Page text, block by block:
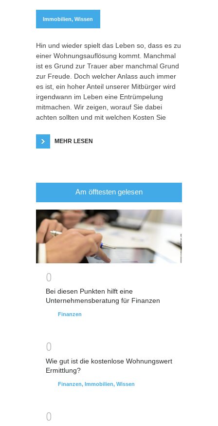
Immobilien, Wissen
Hin und wieder spielt das Leben so, dass es zu
einer Wohnungsauflösung kommt. Manchmal
ist es Grund zur Trauer aber manchmal Grund
zur Freude. Doch welcher Anlass auch immer
es ist, ein hoher Anteil unserer Mitbürger wird
irgendwann im Leben eine Entrümpelung
mitmachen. Wir zeigen, worauf Sie dabei
achten sollten und mit welchen Kosten Sie
MEHR LESEN
Am öfftesten gelesen
0
Bei diesen Punkten hilft eine
Unternehmensberatung für Finanzen
Finanzen
0
Wie gut ist die kostenlose Wohnungswert
Ermittlung?
Finanzen, Immobilien, Wissen
0